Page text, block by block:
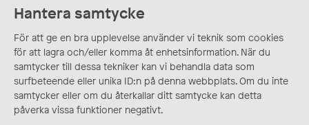
Hantera samtycke
För att ge en bra upplevelse använder vi teknik som cookies
för att lagra och/eller komma åt enhetsinformation. När du
samtycker till dessa tekniker kan vi behandla data som
surfbeteende eller unika ID:n på denna webbplats. Om du inte
samtycker eller om du återkallar ditt samtycke kan detta
påverka vissa funktioner negativt.